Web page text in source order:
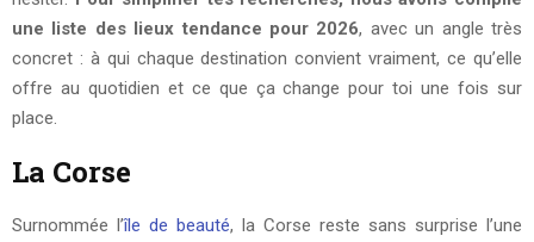
une liste des lieux tendance pour 2026, avec un angle très
concret : à qui chaque destination convient vraiment, ce qu’elle
offre au quotidien et ce que ça change pour toi une fois sur
place.
La Corse
Surnommée l’île de beauté, la Corse reste sans surprise l’une